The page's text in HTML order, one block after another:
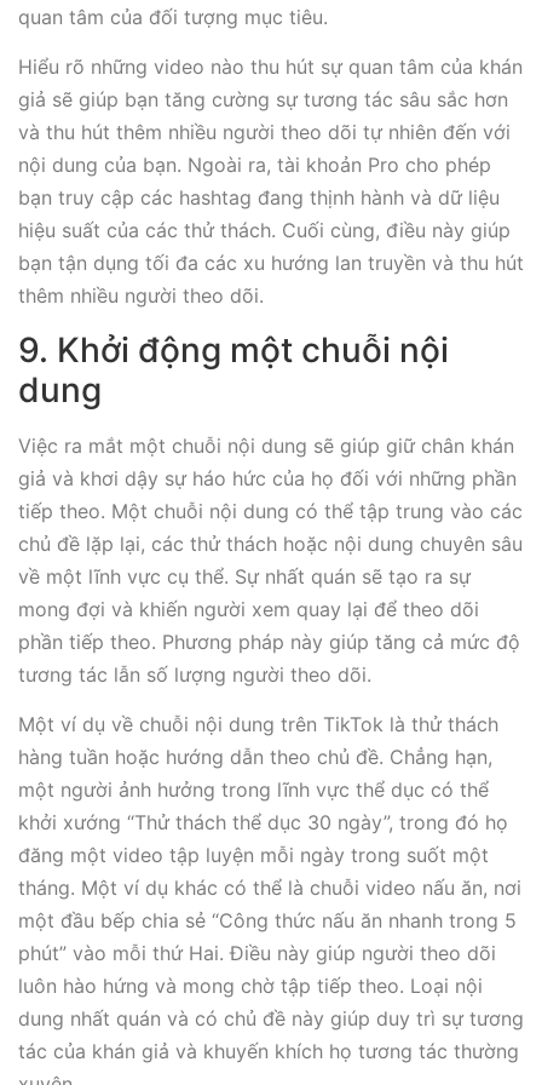
quan tâm của đối tượng mục tiêu.
Hiểu rõ những video nào thu hút sự quan tâm của khán
giả sẽ giúp bạn tăng cường sự tương tác sâu sắc hơn
và thu hút thêm nhiều người theo dõi tự nhiên đến với
nội dung của bạn. Ngoài ra, tài khoản Pro cho phép
bạn truy cập các hashtag đang thịnh hành và dữ liệu
hiệu suất của các thử thách. Cuối cùng, điều này giúp
bạn tận dụng tối đa các xu hướng lan truyền và thu hút
thêm nhiều người theo dõi.
9. Khởi động một chuỗi nội
dung
Việc ra mắt một chuỗi nội dung sẽ giúp giữ chân khán
giả và khơi dậy sự háo hức của họ đối với những phần
tiếp theo. Một chuỗi nội dung có thể tập trung vào các
chủ đề lặp lại, các thử thách hoặc nội dung chuyên sâu
về một lĩnh vực cụ thể. Sự nhất quán sẽ tạo ra sự
mong đợi và khiến người xem quay lại để theo dõi
phần tiếp theo. Phương pháp này giúp tăng cả mức độ
tương tác lẫn số lượng người theo dõi.
Một ví dụ về chuỗi nội dung trên TikTok là thử thách
hàng tuần hoặc hướng dẫn theo chủ đề. Chẳng hạn,
một người ảnh hưởng trong lĩnh vực thể dục có thể
khởi xướng “Thử thách thể dục 30 ngày”, trong đó họ
đăng một video tập luyện mỗi ngày trong suốt một
tháng. Một ví dụ khác có thể là chuỗi video nấu ăn, nơi
một đầu bếp chia sẻ “Công thức nấu ăn nhanh trong 5
phút” vào mỗi thứ Hai. Điều này giúp người theo dõi
luôn hào hứng và mong chờ tập tiếp theo. Loại nội
dung nhất quán và có chủ đề này giúp duy trì sự tương
tác của khán giả và khuyến khích họ tương tác thường